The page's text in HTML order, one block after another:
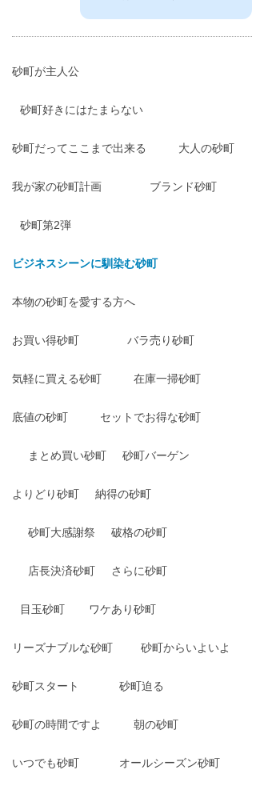
砂町が主人公
砂町好きにはたまらない
砂町だってここまで出来る 大人の砂町
我が家の砂町計画 ブランド砂町
砂町第2弾
ビジネスシーンに馴染む砂町
本物の砂町を愛する方へ
お買い得砂町 バラ売り砂町
気軽に買える砂町 在庫一掃砂町
底値の砂町 セットでお得な砂町
まとめ買い砂町 砂町バーゲン
よりどり砂町 納得の砂町
砂町大感謝祭 破格の砂町
店長決済砂町 さらに砂町
目玉砂町 ワケあり砂町
リーズナブルな砂町 砂町からいよいよ
砂町スタート 砂町迫る
砂町の時間ですよ 朝の砂町
いつでも砂町 オールシーズン砂町